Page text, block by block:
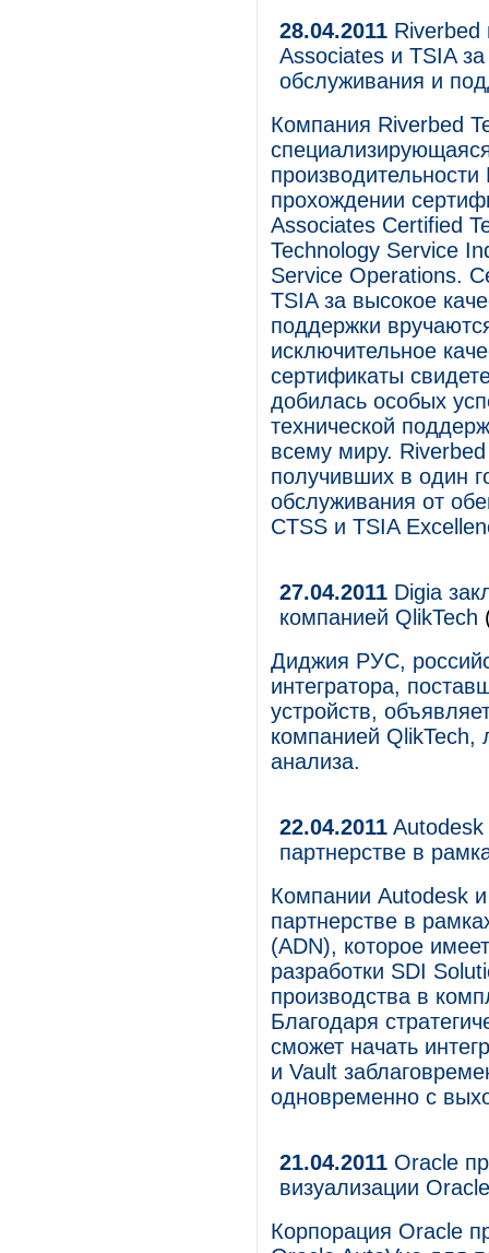
28.04.2011 Riverbed
Associates и TSIA за
обслуживания и
Компания Riverbed
прохождении
Associates Certified
Technology Service
Service Operations.
TSIA за высокое
поддержки
исключительное
сертификаты
добилась особых
технической
всему миру.
получивших в один
обслуживания от
CTSS и TSIA
27.04.2011 Digia
компанией QlikTech
Диджия РУС,
интегратора,
устройств,
компанией QlikTech,
анализа.
22.04.2011
партнерстве в
Компании Autodesk
партнерстве в
(ADN), которое
разработки SDI
производства в
Благодаря
сможет начать
и Vault
одновременно с
21.04.2011 Oracle
визуализации
Корпорация Oracle